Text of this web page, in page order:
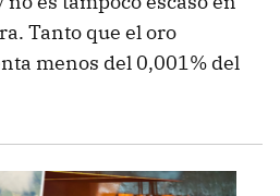
Tanto que el oro
menos del 0,001% del